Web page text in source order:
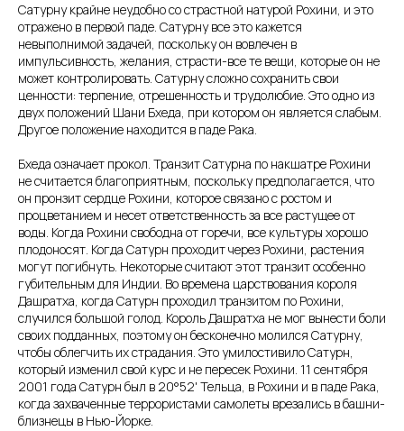
Сатурну крайне неудобно со страстной натурой Рохини, и это
отражено в первой паде. Сатурну все это кажется
невыполнимой задачей, поскольку он вовлечен в
импульсивность, желания, страсти-все те вещи, которые он не
может контролировать. Сатурну сложно сохранить свои
ценности: терпение, отрешенность и трудолюбие. Это одно из
двух положений Шани Бхеда, при котором он является слабым.
Другое положение находится в паде Рака.
Бхеда означает прокол. Транзит Сатурна по накшатре Рохини
не считается благоприятным, поскольку предполагается, что
он пронзит сердце Рохини, которое связано с ростом и
процветанием и несет ответственность за все растущее от
воды. Когда Рохини свободна от горечи, все культуры хорошо
плодоносят. Когда Сатурн проходит через Рохини, растения
могут погибнуть. Некоторые считают этот транзит особенно
губительным для Индии. Во времена царствования короля
Дашратха, когда Сатурн проходил транзитом по Рохини,
случился большой голод. Король Дашратха не мог вынести боли
своих подданных, поэтому он бесконечно молился Сатурну,
чтобы облегчить их страдания. Это умилостивило Сатурн,
который изменил свой курс и не пересек Рохини. 11 сентября
2001 года Сатурн был в 20°52' Тельца, в Рохини и в паде Рака,
когда захваченные террористами самолеты врезались в башни-
близнецы в Нью-Йорке.